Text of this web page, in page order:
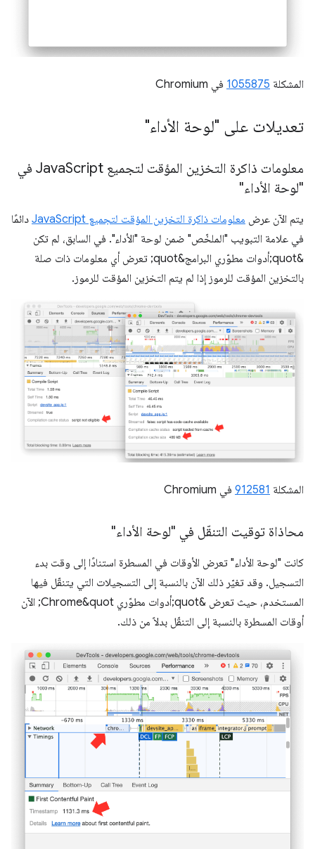
المشكلة 1055875 في Chromium
تعديلات على "لوحة الأداء"
معلومات ذاكرة التخزين المؤقت لتجميع Java
Script في
"لوحة الأداء"
يتم الآن عرض معلومات ذاكرة التخزين المؤقت لتجميع JavaScript
دائمًا
في علامة التبويب "الملخّص" ضمن لوحة "الأداء". في السابق، لم تكن
&quot;أدوات مطوّري البرامج&quot; تعرض أي معلومات ذات صلة
بالتخزين المؤقت للرموز إذا لم يتم التخزين المؤقت للرموز.
المشكلة 912581 في Chromium
محاذاة توقيت التنقّل في "لوحة الأداء"
كانت "لوحة الأداء" تعرض الأوقات في المسطرة استنادًا إلى وقت بدء
التسجيل. وقد تغيّر ذلك الآن بالنسبة إلى التسجيلات التي يتنقّل فيها
المستخدم، حيث تعرض &quot;أدوات مطوّري Chrome&quot; الآن
أوقات المسطرة بالنسبة إلى التنقّل بدلاً من ذلك.